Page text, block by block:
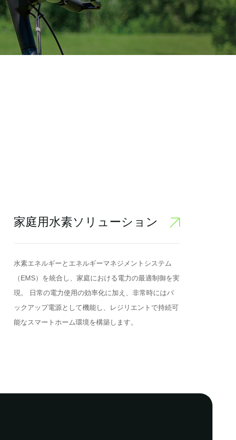
家庭用水素ソリューション
水素エネルギーとエネルギーマネジメントシステム
（EMS）を統合し、家庭における電力の最適制御を実
現。 日常の電力使用の効率化に加え、非常時にはバ
ックアップ電源として機能し、レジリエントで持続可
能なスマートホーム環境を構築します。